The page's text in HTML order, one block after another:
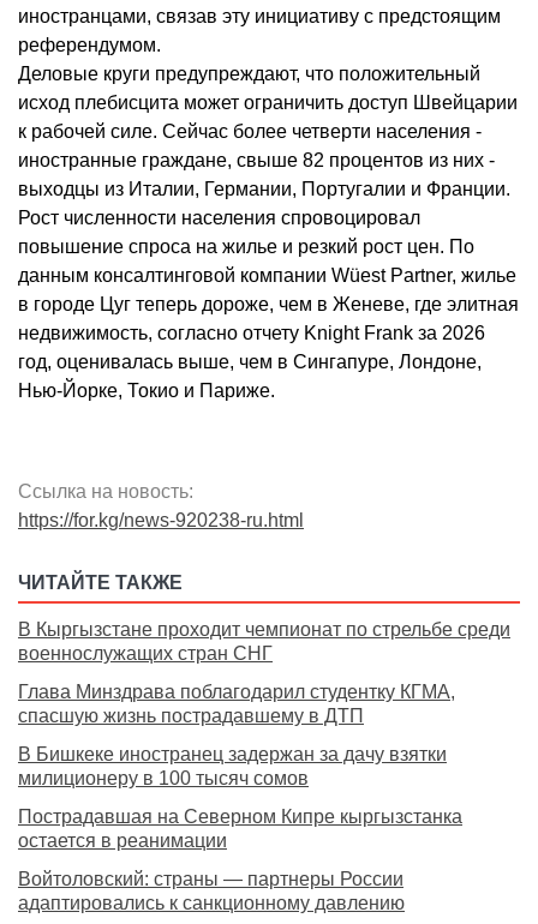
иностранцами, связав ​эту инициативу с предстоящим
референдумом.
Деловые круги предупреждают, что положительный
исход плебисцита может ограничить доступ ‌Швейцарии
к рабочей силе. Сейчас более четверти населения -
иностранные граждане, свыше 82 процентов из них -
выходцы из Италии, Германии, Португалии и ​Франции.
Рост численности населения спровоцировал
повышение спроса на жилье и резкий рост цен. По
данным ‌консалтинговой компании Wüest Partner, жилье
в городе Цуг теперь дороже, чем в ‌Женеве, где элитная
недвижимость, согласно отчету Knight Frank за 2026
год, оценивалась выше, чем ​в Сингапуре, Лондоне,
Нью-Йорке, Токио и Париже.
Ссылка на новость:
https://for.kg/news-920238-ru.html
ЧИТАЙТЕ ТАКЖЕ
В Кыргызстане проходит чемпионат по стрельбе среди
военнослужащих стран СНГ
Глава Минздрава поблагодарил студентку КГМА,
спасшую жизнь пострадавшему в ДТП
В Бишкеке иностранец задержан за дачу взятки
милиционеру в 100 тысяч сомов
Пострадавшая на Северном Кипре кыргызстанка
остается в реанимации
Войтоловский: страны — партнеры России
адаптировались к санкционному давлению